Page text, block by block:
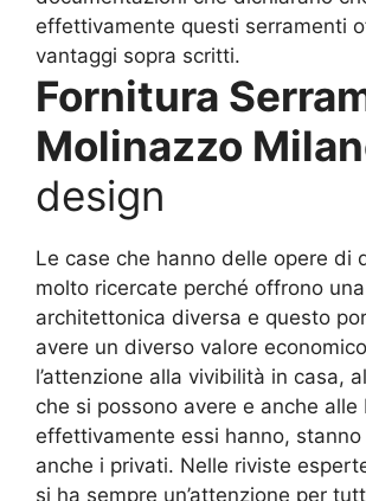
effettivamente questi serramenti
vantaggi sopra scritti.
Fornitura
Molinazzo
design
Le case che hanno delle opere di
molto ricercate perché offrono
architettonica diversa e questo
avere un diverso valore
l’attenzione alla vivibilità in casa,
che si possono avere e anche alle
effettivamente essi hanno,
anche i privati. Nelle riviste
si ha sempre un’attenzione per